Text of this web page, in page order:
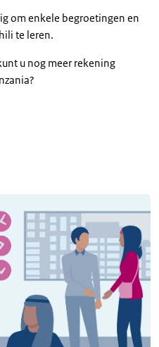
om enkele begroetingen en
te leren.
u nog meer rekening